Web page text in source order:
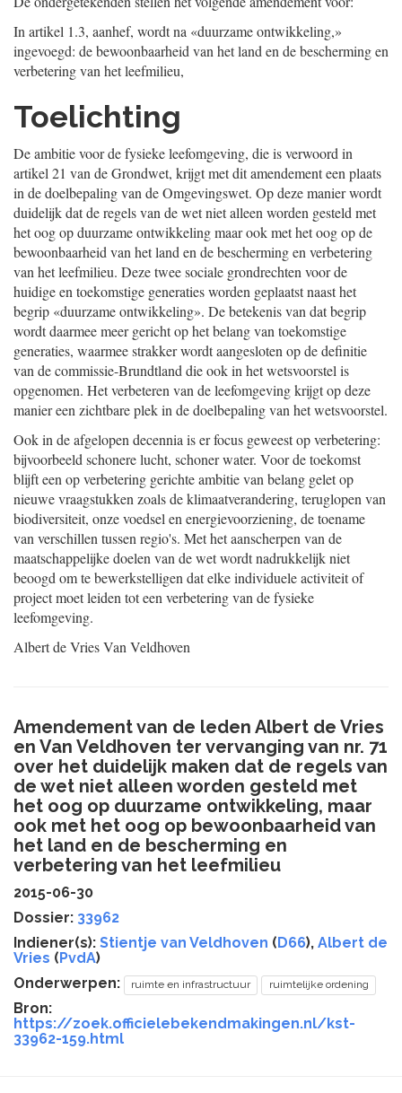
In artikel 1.3, aanhef, wordt na «duurzame ontwikkeling,»
ingevoegd: de bewoonbaarheid van het land en de bescherming en
verbetering van het leefmilieu,
Toelichting
De ambitie voor de fysieke leefomgeving, die is verwoord in
artikel 21 van de Grondwet, krijgt met dit amendement een plaats
in de doelbepaling van de Omgevingswet. Op deze manier wordt
duidelijk dat de regels van de wet niet alleen worden gesteld met
het oog op duurzame ontwikkeling maar ook met het oog op de
bewoonbaarheid van het land en de bescherming en verbetering
van het leefmilieu. Deze twee sociale grondrechten voor de
huidige en toekomstige generaties worden geplaatst naast het
begrip «duurzame ontwikkeling». De betekenis van dat begrip
wordt daarmee meer gericht op het belang van toekomstige
generaties, waarmee strakker wordt aangesloten op de definitie
van de commissie-Brundtland die ook in het wetsvoorstel is
opgenomen. Het verbeteren van de leefomgeving krijgt op deze
manier een zichtbare plek in de doelbepaling van het wetsvoorstel.
Ook in de afgelopen decennia is er focus geweest op verbetering:
bijvoorbeeld schonere lucht, schoner water. Voor de toekomst
blijft een op verbetering gerichte ambitie van belang gelet op
nieuwe vraagstukken zoals de klimaatverandering, teruglopen van
biodiversiteit, onze voedsel en energievoorziening, de toename
van verschillen tussen regio's. Met hetaanscherpen van de
maatschappelijke doelen van de wet wordt nadrukkelijk niet
beoogd om te bewerkstelligen dat elke individuele activiteit of
project moet leiden tot een verbetering van de fysieke
leefomgeving.
Albert deVriesVan Veldhoven
Amendement van de leden Albert de Vries
en Van Veldhoven ter vervanging van nr. 71
over het duidelijk maken dat de regels van
de wet niet alleen worden gesteld met
het oog op duurzame ontwikkeling, maar
ook met het oog op bewoonbaarheid van
het land en de bescherming en
verbetering van het leefmilieu
2015-06-30
Dossier: 33962
Indiener(s): Stientje van Veldhoven (D66), Albert de
Vries (PvdA)
Onderwerpen:
ruimte en infrastructuur ruimtelijke ordening
Bron:
https://zoek.officielebekendmakingen.nl/kst-
33962-159.html